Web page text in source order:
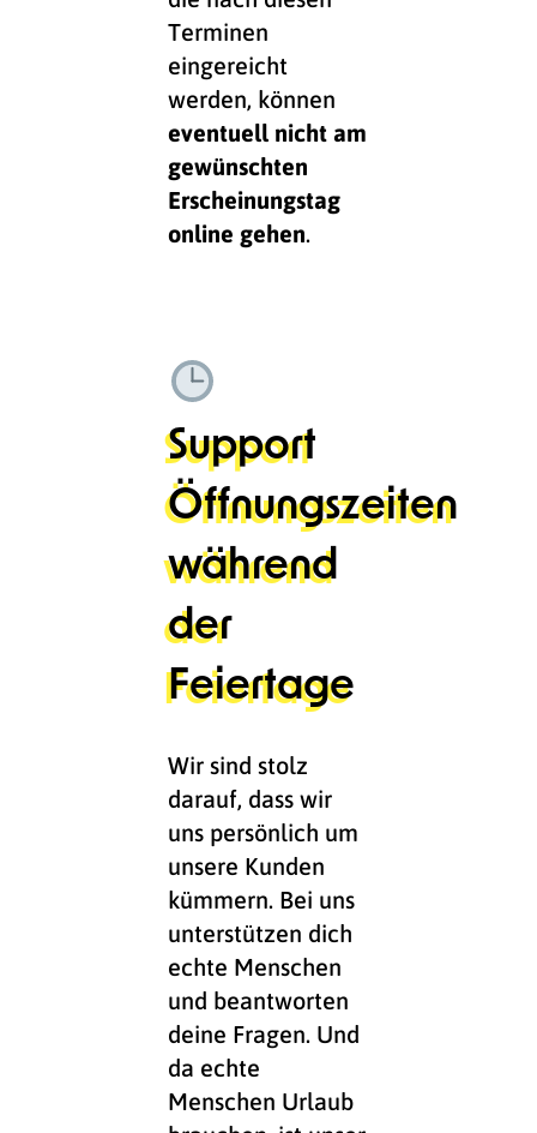
Terminen
eingereicht
werden, können
eventuell nicht am
gewünschten
Erscheinungstag
online gehen.
Support
Öffnungszeiten
während
der
Feiertage
Wir sind stolz
darauf, dass wir
uns persönlich um
unsere Kunden
kümmern. Bei uns
unterstützen dich
echte Menschen
und beantworten
deine Fragen. Und
da echte
Menschen Urlaub